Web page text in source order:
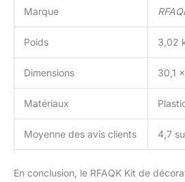
des
avons
de
avec
poches
motifs
cookies
Marque
Poids 3,02
Dimensions 30,1
Matériaux
Moyenne des avis clients 4,7
En conclusion, le RFAQK Kit de